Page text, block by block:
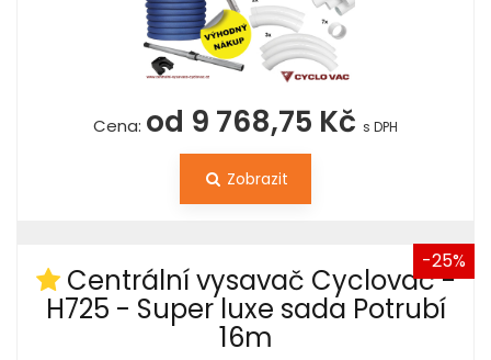
Cena: od 9 768,75 Kč s DPH
Zobrazit
-25%
Centrální vysavač Cyclovac -
H725 - Super luxe sada Potrubí
16m